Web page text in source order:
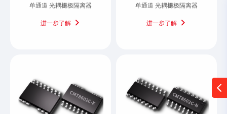
单通道 光耦栅极隔离器
进一步了解
单通道 光耦栅极隔离器
进一步了解